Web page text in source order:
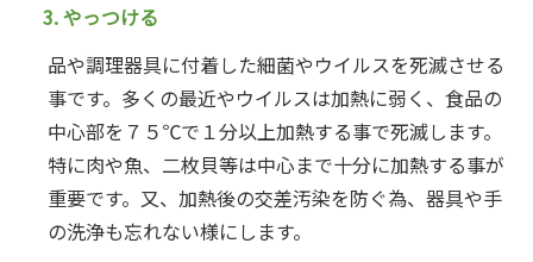
3. やっつける
品や調理器具に付着した細菌やウイルスを死滅させる
事です。多くの最近やウイルスは加熱に弱く、食品の
中心部を７５℃で１分以上加熱する事で死滅します。
特に肉や魚、二枚貝等は中心まで十分に加熱する事が
重要です。又、加熱後の交差汚染を防ぐ為、器具や手
の洗浄も忘れない様にします。